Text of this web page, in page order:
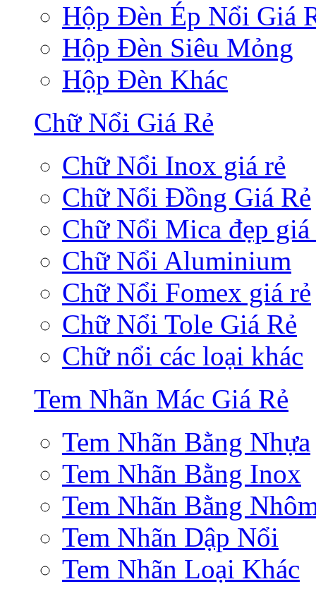
Hộp Đèn Ép Nổi Giá
Hộp Đèn Siêu Mỏng
Hộp Đèn Khác
Chữ Nổi Giá Rẻ
Chữ Nổi Inox giá rẻ
Chữ Nổi Đồng Giá Rẻ
Chữ Nổi Mica đẹp giá
Chữ Nổi Aluminium
Chữ Nổi Fomex giá rẻ
Chữ Nổi Tole Giá Rẻ
Chữ nổi các loại khác
Tem Nhãn Mác Giá Rẻ
Tem Nhãn Bằng Nhựa
Tem Nhãn Bằng Inox
Tem Nhãn Bằng
Tem Nhãn Dập Nổi
Tem Nhãn Loại Khác